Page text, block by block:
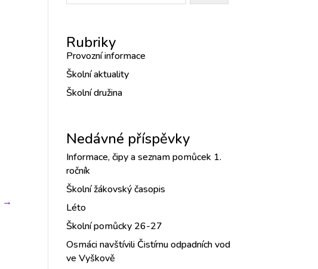
→
Rubriky
Provozní informace
Školní aktuality
Školní družina
Nedávné příspěvky
Informace, čipy a seznam pomůcek 1.
ročník
Školní žákovský časopis
Léto
Školní pomůcky 26-27
Osmáci navštívili Čistírnu odpadních vod
ve Vyškově